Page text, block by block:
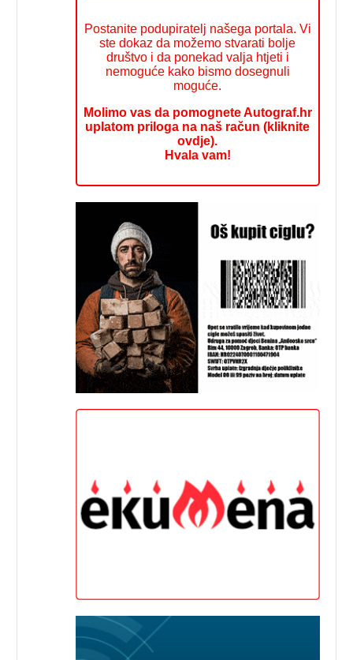
Postanite podupiratelj našega portala. Vi
ste dokaz da možemo stvarati bolje
društvo i da ponekad valja htjeti i
nemoguće kako bismo dosegnuli
moguće.
Molimo vas da pomognete Autograf.hr
uplatom priloga na naš račun (kliknite
ovdje).
Hvala vam!